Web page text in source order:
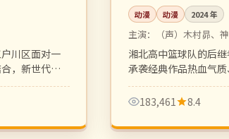
川区面对一
，新世代少
动漫 动漫 2024年
主演： （声）木村昴、
湘北高中篮球队的后
承袭经典作品热血气
作。
183,461
8.4
全 12 集 完结